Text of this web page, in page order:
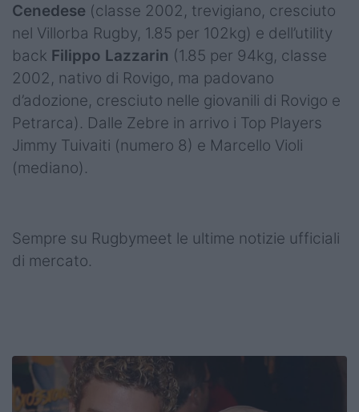
Cenedese (classe 2002, trevigiano, cresciuto
nel Villorba Rugby, 1.85 per 102kg) e dell’utility
back Filippo Lazzarin (1.85 per 94kg, classe
2002, nativo di Rovigo, ma padovano
d’adozione, cresciuto nelle giovanili di Rovigo e
Petrarca). Dalle Zebre in arrivo i Top Players
Jimmy Tuivaiti (numero 8) e Marcello Violi
(mediano).
Sempre su Rugbymeet le ultime notizie ufficiali
di mercato.